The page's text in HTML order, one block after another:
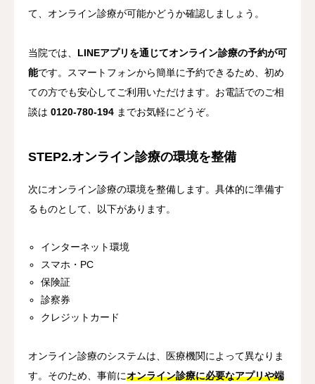
て、オンライン診療が可能かどうか確認しましょう。
当院では、 LINEアプリを通じてオンライン診療の予約が可
能です。スマートフォンから簡単に予約できるため、初め
ての方でも安心してご利用いただけます。お電話でのご相
談は 0120-780-194 までお気軽にどうぞ。
STEP2.オンライン診療の環境を整備
次にオンライン診療の環境を整備します。具体的に準備す
るものとして、以下があります。
インターネット環境
スマホ・PC
保険証
診察券
クレジットカード
オンライン診療のシステムは、医療機関によって異なりま
す。そのため、事前にオンライン診療に必要なアプリや端